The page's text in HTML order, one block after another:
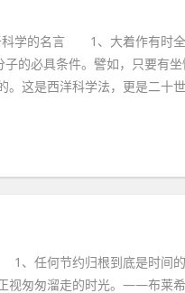
学的名言 1、大着作有时全
子的必具条件。譬如，只要有
的。这是西洋科学法，更是
任何节约归根到底是时
正视匆匆溜走的时光。——布